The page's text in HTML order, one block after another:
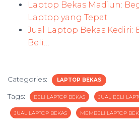
Laptop Bekas Madiun:
Laptop yang Tepat
Jual Laptop Bekas Kediri:
Beli…
Categories: LAPTOP BEKAS
Tags: BELI LAPTOP BEKAS JUAL BELI
JUAL LAPTOP BEKAS MEMBELI LAPTOP